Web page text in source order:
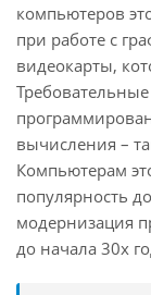
компьютеров
при работе с
видеокарты,
вычисления –
Компьютерам
популярность
модернизация
до начала 30х